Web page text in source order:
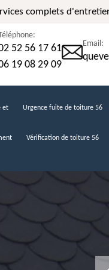
complets
52 56 17 61
19 08 29 09
Email:
et
Urgence fuite de toiture 56
Vérification de toiture 56